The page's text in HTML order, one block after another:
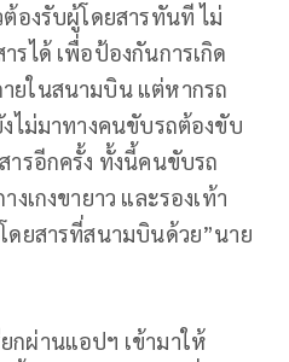
องรับผู้โดยสารทันที ไม่
รได้ เพื่อป้องกันการเกิด
ยในสนามบิน แต่หากรถ
งไม่มาทางคนขับรถต้องขับ
ารอีกครั้ง ทั้งนี้คนขับรถ
เกงขายาว และรองเท้า
ดยสารที่สนามบินด้วย”นาย
กผ่านแอปฯ เข้ามาให้